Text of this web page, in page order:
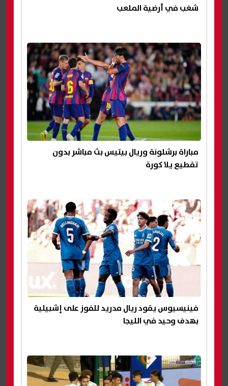
شغب في أرضية الملعب
مباراة برشلونة وريال بيتيس بث مباشر بدون
تقطيع يلا كورة
فينيسيوس يقود ريال مدريد للفوز على إشبيلية
بهدف وحيد في الليجا